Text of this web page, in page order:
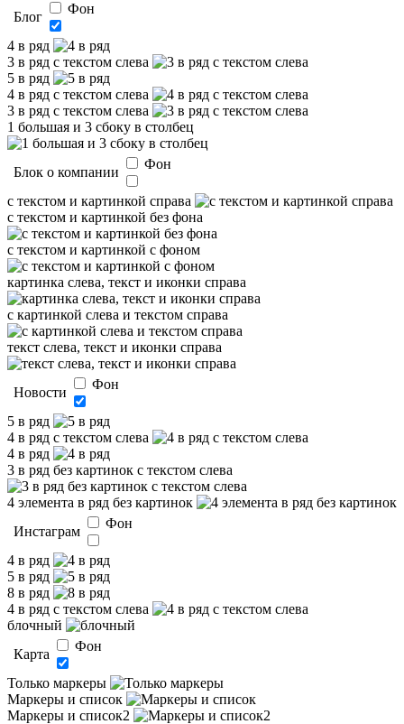
Блог
Фон
4 в ряд
3 в ряд с текстом слева
5 в ряд
4 в ряд с текстом слева
3 в ряд с текстом слева
1 большая и 3 сбоку в столбец
Блок о компании
Фон
с текстом и картинкой справа
с текстом и картинкой без фона
с текстом и картинкой с фоном
картинка слева, текст и иконки справа
с картинкой слева и текстом справа
текст слева, текст и иконки справа
Новости
Фон
5 в ряд
4 в ряд с текстом слева
4 в ряд
3 в ряд без картинок с текстом слева
4 элемента в ряд без картинок
Инстаграм
Фон
4 в ряд
5 в ряд
8 в ряд
4 в ряд с текстом слева
блочный
Карта
Фон
Только маркеры
Маркеры и список
Маркеры и список2